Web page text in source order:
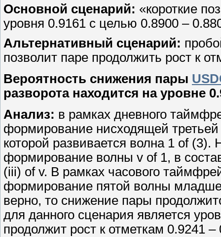
Основной сценарий: «короткие
уровня 0.9161 с целью 0.8900 –
Альтернативный сценарий:
позволит паре продолжить рост к
Вероятность снижения пары
разворота находится на уровне
Анализ: в рамках дневного
формирование нисходящей
которой развивается волна 1 of
формирование волны v of 1, в
(iii) of v. В рамках часового
формирование пятой волны
верно, то снижение пары
для данного сценария является
продолжит рост к отметкам 0.9241 –